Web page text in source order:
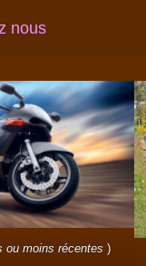
nous
ou moins récentes )